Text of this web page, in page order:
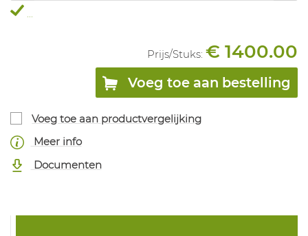
...
Prijs/Stuks: € 1400.00
Voeg toe aan bestelling
Voeg toe aan productvergelijking
Meer info
Documenten